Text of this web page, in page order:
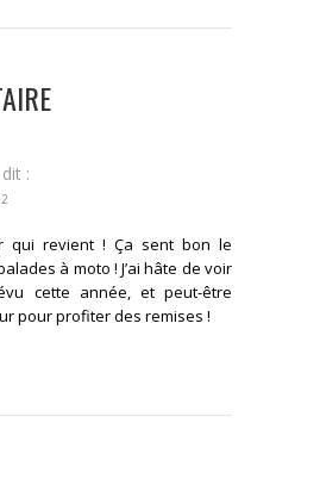
dit :
qui revient ! Ça sent bon le
à moto ! J’ai hâte de voir
cette année, et peut-être
pour profiter des remises !